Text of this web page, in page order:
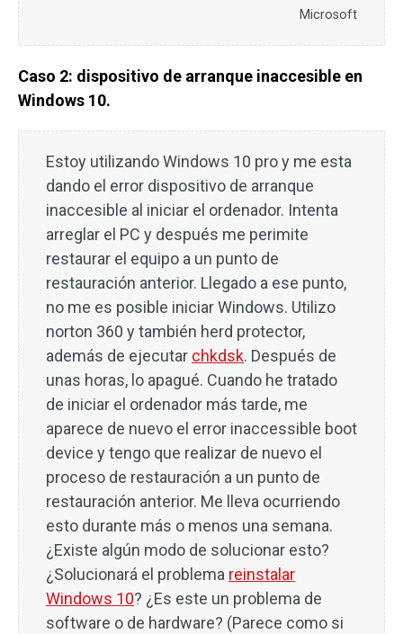
Microsoft
Caso 2: dispositivo de arranque inaccesible en
Windows 10.
Estoy utilizando Windows 10 pro y me esta
dando el error dispositivo de arranque
inaccesible al iniciar el ordenador. Intenta
arreglar el PC y después me perimite
restaurar el equipo a un punto de
restauración anterior. Llegado a ese punto,
no me es posible iniciar Windows. Utilizo
norton 360 y también herd protector,
además de ejecutar chkdsk. Después de
unas horas, lo apagué. Cuando he tratado
de iniciar el ordenador más tarde, me
aparece de nuevo el error inaccessible boot
device y tengo que realizar de nuevo el
proceso de restauración a un punto de
restauración anterior. Me lleva ocurriendo
esto durante más o menos una semana.
¿Existe algún modo de solucionar esto?
¿Solucionará el problema reinstalar
Windows 10? ¿Es este un problema de
software o de hardware? (Parece como si